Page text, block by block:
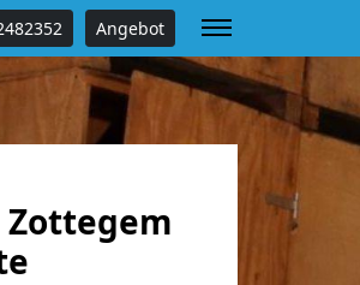
Angebot
Zottegem